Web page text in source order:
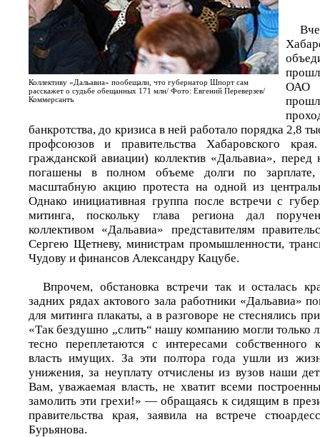
Коллективу «Дальавиа» пообещали, что губернатор Шпорт сам
расскажет о судьбе обещанных 171 млн/ Фото: Евгений Переверзев/
Коммерсантъ
ОАО
банкротства, до кризиса в ней работало порядка 2,8
профсоюзов и правительства Хабаровского
гражданской авиации) коллектив «Дальавиа»,
погашены в полном объеме долги по зарплате,
масштабную акцию протеста на одной из
Однако инициативная группа после встречи с
митинга, поскольку глава региона дал
коллективом «Дальавиа» представителям
Сергею Щетневу, министрам промышленности,
Чудову и финансов Александру Кацубе.
Впрочем, обстановка встречи так и осталась
задних рядах актового зала работники «Дальавиа»
для митинга плакаты, а в разговоре не стеснялись
«Так бездушно „слить“ нашу компанию могли только
тесно переплетаются с интересами собственного
власть имущих. За эти полтора года ушли из
унижения, за неуплату отчислены из вузов наши
Вам, уважаемая власть, не хватит всеми
замолить эти грехи!» — обращаясь к сидящим в
правительства края, заявила на встрече
Бурьянова.